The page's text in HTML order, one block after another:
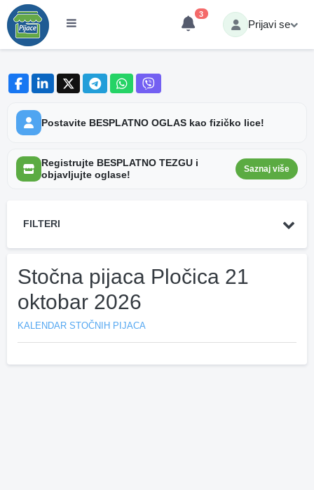
3
Prijavi se
Postavite BESPLATNO OGLAS kao fizičko lice!
Registrujte BESPLATNO TEZGU i
objavljujte oglase!
Saznaj više
FILTERI
Stočna pijaca Pločica 21
oktobar 2026
KALENDAR STOČNIH PIJACA